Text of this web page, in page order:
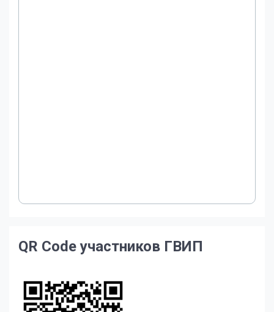
QR Code участников ГВИП